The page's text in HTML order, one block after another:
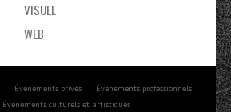
VISUEL
WEB
Événements privés
Événements professionnels
Événements culturels et artistiques